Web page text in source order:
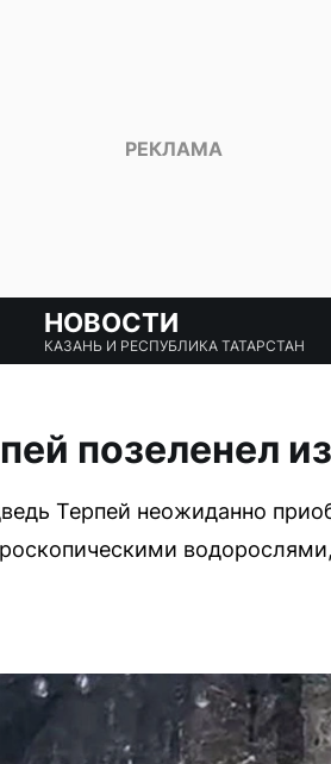
НОВОСТИ
КАЗАНЬ И РЕСПУБЛИКА ТАТАРСТАН
позеленел
Терпей неожиданно